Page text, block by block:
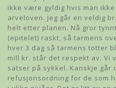
ikke være gyldig hvis man
arveloven. Jeg går en veldig
helt etter planen. Nå gror
(epitelet) raskt, så tarmens
hver 3 dag så tarmens totter
mill kr. står det respekt av. Vi
satser på sykkel. Kanskje går
refusjonsordning for de som